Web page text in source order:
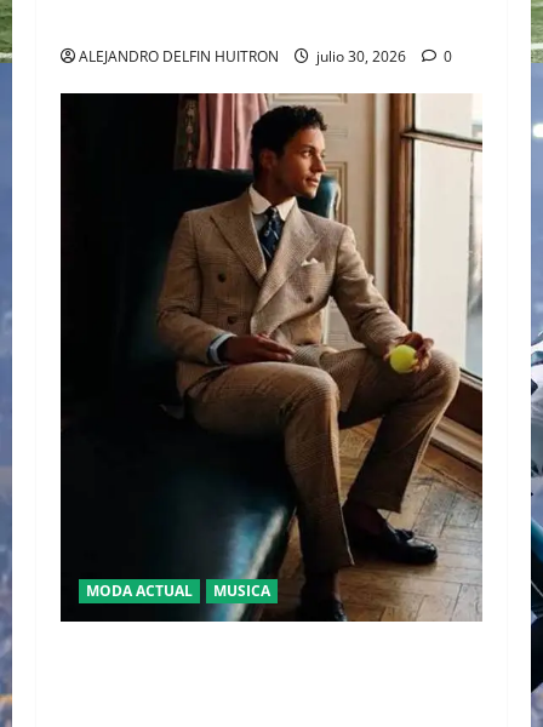
ALEJANDRO DELFIN HUITRON julio 30, 2026 0
MODA ACTUAL MUSICA